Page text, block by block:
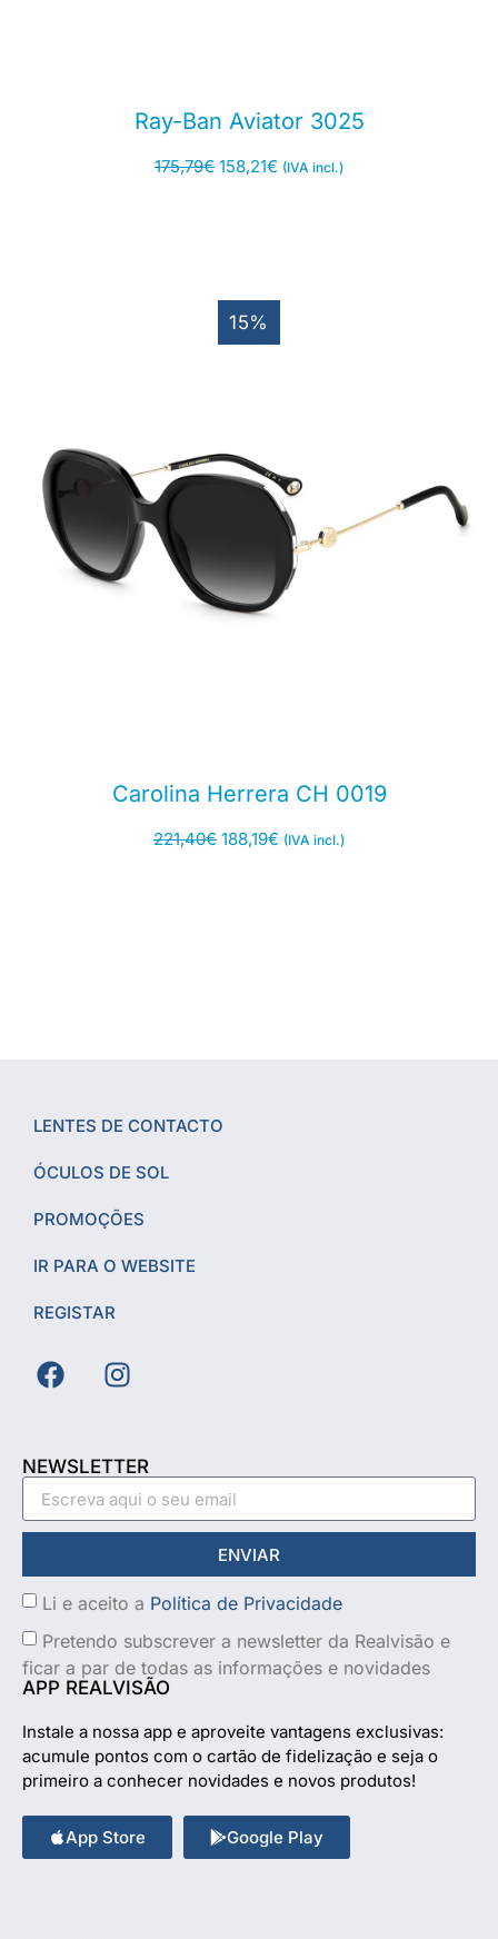
Ray-Ban Aviator 3025
175,79€ 158,21€ (IVA incl.)
15%
Carolina Herrera CH 0019
221,40€ 188,19€ (IVA incl.)
LENTES DE CONTACTO
ÓCULOS DE SOL
PROMOÇÕES
IR PARA O WEBSITE
REGISTAR
NEWSLETTER
Li e aceito a Política de Privacidade
Pretendo subscrever a newsletter da Realvisão e
ficar a par de todas as informações e novidades
ENVIAR
APP REALVISÃO
Instale a nossa app e aproveite vantagens exclusivas:
acumule pontos com o cartão de fidelização e seja o
primeiro a conhecer novidades e novos produtos!
App Store Google Play